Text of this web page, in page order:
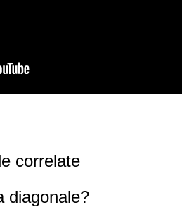
correlate
diagonale?